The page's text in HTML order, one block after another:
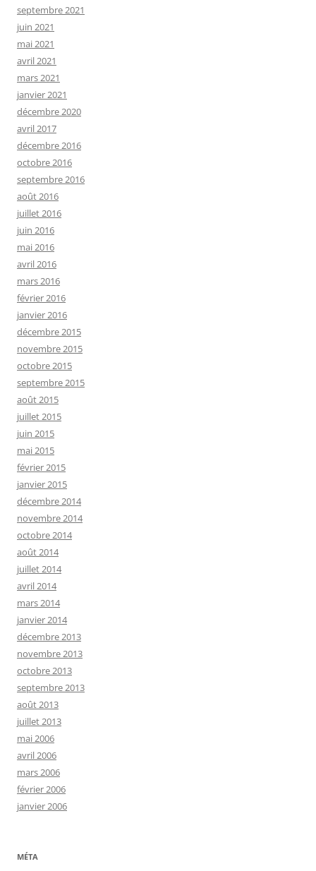
septembre 2021
juin 2021
mai 2021
avril 2021
mars 2021
janvier 2021
décembre 2020
avril 2017
décembre 2016
octobre 2016
septembre 2016
août 2016
juillet 2016
juin 2016
mai 2016
avril 2016
mars 2016
février 2016
janvier 2016
décembre 2015
novembre 2015
octobre 2015
septembre 2015
août 2015
juillet 2015
juin 2015
mai 2015
février 2015
janvier 2015
décembre 2014
novembre 2014
octobre 2014
août 2014
juillet 2014
avril 2014
mars 2014
janvier 2014
décembre 2013
novembre 2013
octobre 2013
septembre 2013
août 2013
juillet 2013
mai 2006
avril 2006
mars 2006
février 2006
janvier 2006
MÉTA